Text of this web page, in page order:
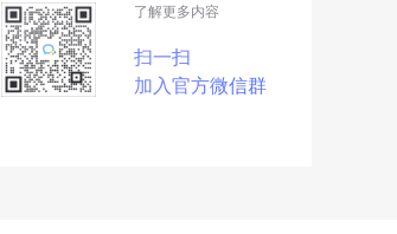
了解更多内容
扫一扫
加入官方微信群